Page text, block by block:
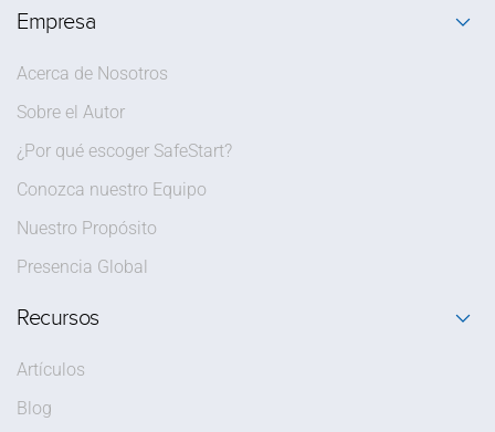
Empresa
Acerca de Nosotros
Sobre el Autor
¿Por qué escoger SafeStart?
Conozca nuestro Equipo
Nuestro Propósito
Presencia Global
Recursos
Artículos
Blog